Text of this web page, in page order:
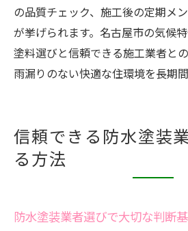
の品質チェック、施工後の定期メ
が挙げられます。名古屋市の気候
塗料選びと信頼できる施工業者と
雨漏りのない快適な住環境を長期間
信頼できる防水塗装
る方法
防水塗装業者選びで大切な判断